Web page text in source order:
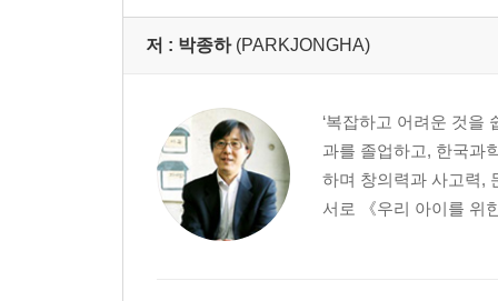
저 : 박종하 (PARKJONGHA)
‘복잡하고 어려운 것을
과를 졸업하고, 한국과
하며 창의력과 사고력,
서로 《우리 아이를 위